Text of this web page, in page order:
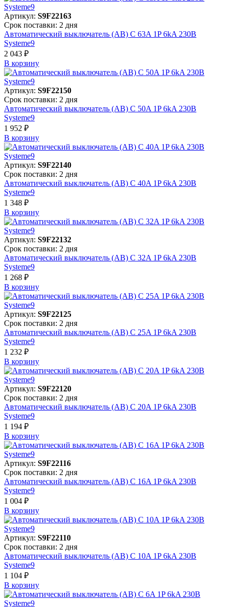
Артикул: S9F22163
Срок поставки: 2 дня
Автоматический выключатель (АВ) C 63A 1P 6kA 230В
Systeme9
2 043 ₽
В корзинy
Артикул: S9F22150
Срок поставки: 2 дня
Автоматический выключатель (АВ) C 50A 1P 6kA 230В
Systeme9
1 952 ₽
В корзинy
Артикул: S9F22140
Срок поставки: 2 дня
Автоматический выключатель (АВ) C 40A 1P 6kA 230В
Systeme9
1 348 ₽
В корзинy
Артикул: S9F22132
Срок поставки: 2 дня
Автоматический выключатель (АВ) C 32A 1P 6kA 230В
Systeme9
1 268 ₽
В корзинy
Артикул: S9F22125
Срок поставки: 2 дня
Автоматический выключатель (АВ) C 25A 1P 6kA 230В
Systeme9
1 232 ₽
В корзинy
Артикул: S9F22120
Срок поставки: 2 дня
Автоматический выключатель (АВ) C 20A 1P 6kA 230В
Systeme9
1 194 ₽
В корзинy
Артикул: S9F22116
Срок поставки: 2 дня
Автоматический выключатель (АВ) C 16A 1P 6kA 230В
Systeme9
1 004 ₽
В корзинy
Артикул: S9F22110
Срок поставки: 2 дня
Автоматический выключатель (АВ) C 10A 1P 6kA 230В
Systeme9
1 104 ₽
В корзинy